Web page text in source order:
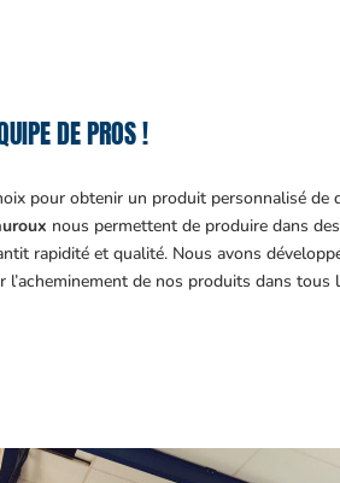
DE PROS !
pour obtenir un produit personnalisé de
nous permettent de produire dans
rapidité et qualité. Nous avons
de nos produits dans tous